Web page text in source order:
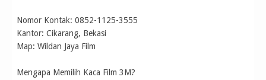
Nomor Kontak: 0852-1125-3555
Kantor: Cikarang, Bekasi
Map: Wildan Jaya Film
Mengapa Memilih Kaca Film 3M?